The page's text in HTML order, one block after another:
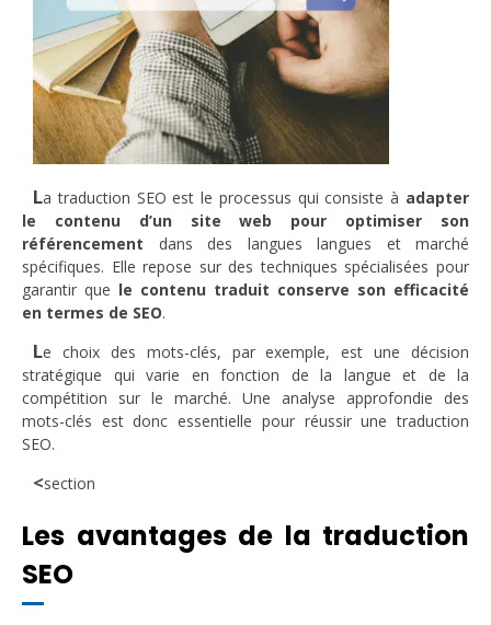
La traduction SEO est le processus qui consiste à adapter
le contenu d’un site web pour optimiser son
référencement dans des langues langues et marché
spécifiques. Elle repose sur des techniques spécialisées pour
garantir que le contenu traduit conserve son efficacité
en termes de SEO.
Le choix des mots-clés, par exemple, est une décision
stratégique qui varie en fonction de la langue et de la
compétition sur le marché. Une analyse approfondie des
mots-clés est donc essentielle pour réussir une traduction
SEO.
<section
Les avantages de la traduction
SEO